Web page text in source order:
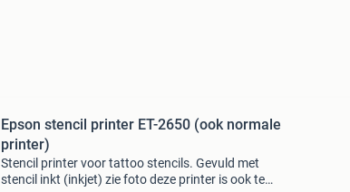
Epson stencil printer ET-2650 (ook normale
printer)
Stencil printer voor tattoo stencils. Gevuld met
stencil inkt (inkjet) zie foto deze printer is ook te